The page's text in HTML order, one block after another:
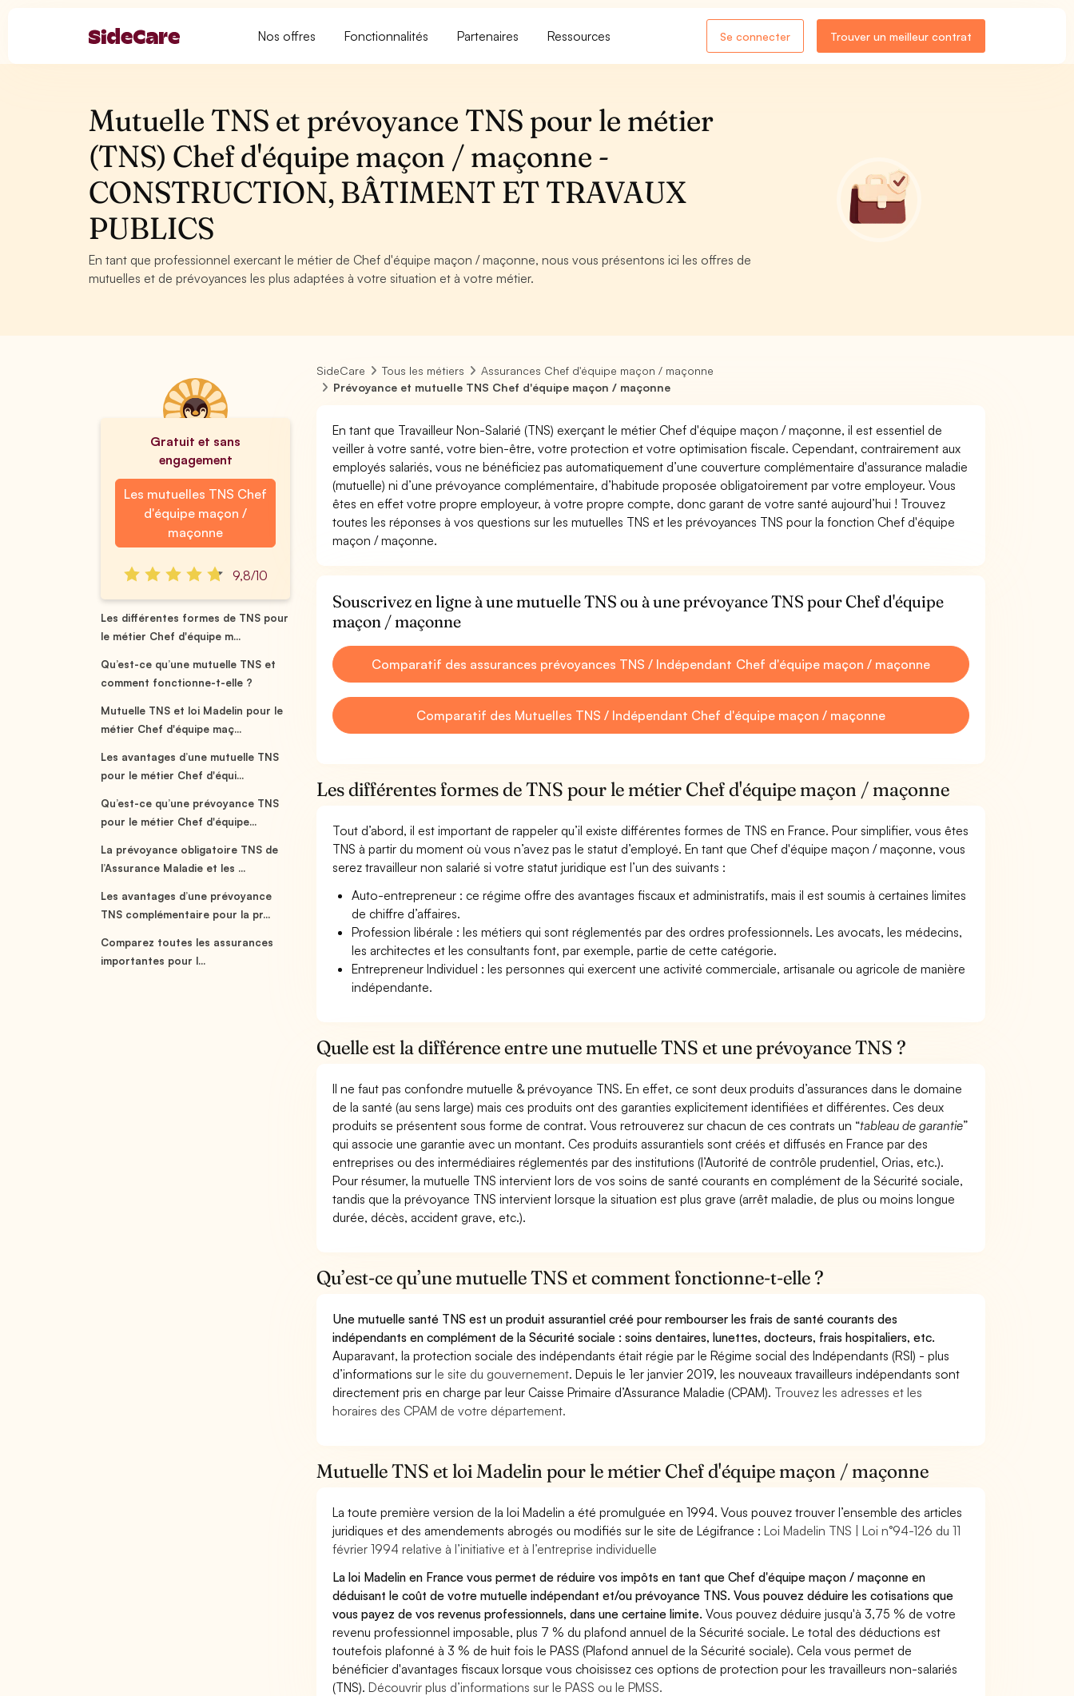
Nos offres Fonctionnalités Partenaires Ressources Se connecter Trouver un meilleur contrat
Mutuelle TNS et prévoyance TNS pour le métier
(TNS) Chef d'équipe maçon / maçonne -
CONSTRUCTION, BÂTIMENT ET TRAVAUX
PUBLICS
En tant que professionnel exercant le métier de Chef d'équipe maçon / maçonne, nous vous présentons ici les offres de
mutuelles et de prévoyances les plus adaptées à votre situation et à votre métier.
Gratuit et sans
engagement
Les mutuelles TNS Chef
d'équipe maçon /
maçonne
9,8/10
Les différentes formes de TNS pour
le métier Chef d'équipe m...
Qu’est-ce qu’une mutuelle TNS et
comment fonctionne-t-elle ?
Mutuelle TNS et loi Madelin pour le
métier Chef d'équipe maç...
Les avantages d’une mutuelle TNS
pour le métier Chef d'équi...
Qu’est-ce qu’une prévoyance TNS
pour le métier Chef d'équipe...
La prévoyance obligatoire TNS de
l’Assurance Maladie et les ...
Les avantages d’une prévoyance
TNS complémentaire pour la pr...
Comparez toutes les assurances
importantes pour l...
SideCare Tous les métiers
Assurances Chef d'équipe maçon / maçonne
Prévoyance et mutuelle TNS Chef d'équipe maçon / maçonne
En tant que Travailleur Non-Salarié (TNS) exerçant le métier Chef d'équipe maçon / maçonne, il est essentiel de
veiller à votre santé, votre bien-être, votre protection et votre optimisation fiscale. Cependant, contrairement aux
employés salariés, vous ne bénéficiez pas automatiquement d’une couverture complémentaire d'assurance maladie
(mutuelle) ni d’une prévoyance complémentaire, d’habitude proposée obligatoirement par votre employeur. Vous
êtes en effet votre propre employeur, à votre propre compte, donc garant de votre santé aujourd’hui ! Trouvez
toutes les réponses à vos questions sur les mutuelles TNS et les prévoyances TNS pour la fonction Chef d'équipe
maçon / maçonne.
Souscrivez en ligne à une mutuelle TNS ou à une prévoyance TNS pour Chef d'équipe
maçon / maçonne
Comparatif des assurances prévoyances TNS / Indépendant Chef d'équipe maçon / maçonne
Comparatif des Mutuelles TNS / Indépendant Chef d'équipe maçon / maçonne
Les différentes formes de TNS pour le métier Chef d'équipe maçon / maçonne
Tout d’abord, il est important de rappeler qu’il existe différentes formes de TNS en France. Pour simplifier, vous êtes
TNS à partir du moment où vous n’avez pas le statut d’employé. En tant que Chef d'équipe maçon / maçonne, vous
serez travailleur non salarié si votre statut juridique est l’un des suivants :
Auto-entrepreneur : ce régime offre des avantages fiscaux et administratifs, mais il est soumis à certaines limites
de chiffre d’affaires.
Profession libérale : les métiers qui sont réglementés par des ordres professionnels. Les avocats, les médecins,
les architectes et les consultants font, par exemple, partie de cette catégorie.
Entrepreneur Individuel : les personnes qui exercent une activité commerciale, artisanale ou agricole de manière
indépendante.
Quelle est la différence entre une mutuelle TNS et une prévoyance TNS ?
Il ne faut pas confondre mutuelle & prévoyance TNS. En effet, ce sont deux produits d’assurances dans le domaine
de la santé (au sens large) mais ces produits ont des garanties explicitement identifiées et différentes. Ces deux
produits se présentent sous forme de contrat. Vous retrouverez sur chacun de ces contrats un “tableau de garantie”
qui associe une garantie avec un montant. Ces produits assurantiels sont créés et diffusés en France par des
entreprises ou des intermédiaires réglementés par des institutions (l’Autorité de contrôle prudentiel, Orias, etc.).
Pour résumer, la mutuelle TNS intervient lors de vos soins de santé courants en complément de la Sécurité sociale,
tandis que la prévoyance TNS intervient lorsque la situation est plus grave (arrêt maladie, de plus ou moins longue
durée, décès, accident grave, etc.).
Qu’est-ce qu’une mutuelle TNS et comment fonctionne-t-elle ?
Une mutuelle santé TNS est un produit assurantiel créé pour rembourser les frais de santé courants des
indépendants en complément de la Sécurité sociale : soins dentaires, lunettes, docteurs, frais hospitaliers, etc.
Auparavant, la protection sociale des indépendants était régie par le Régime social des Indépendants (RSI) - plus
d’informations surle site du gouvernement. Depuis le 1er janvier 2019, les nouveaux travailleurs indépendants sont
directement pris en charge par leur Caisse Primaire d’Assurance Maladie (CPAM). Trouvez les adresses et les
horaires des CPAM de votre département.
Mutuelle TNS et loi Madelin pour le métier Chef d'équipe maçon / maçonne
La toute première version de la loi Madelin a été promulguée en 1994. Vous pouvez trouver l’ensemble des articles
juridiques et des amendements abrogés ou modifiés sur le site de Légifrance :Loi Madelin TNS | Loi n°94-126 du 11
février 1994 relative à l’initiative et à l’entreprise individuelle
La loi Madelin en France vous permet de réduire vos impôts en tant que Chef d'équipe maçon / maçonne en
déduisant le coût de votre mutuelle indépendant et/ou prévoyance TNS. Vous pouvez déduire les cotisations que
vous payez de vos revenus professionnels, dans une certaine limite.Vous pouvez déduire jusqu'à 3,75 % de votre
revenu professionnel imposable, plus 7 % du plafond annuel de la Sécurité sociale. Le total des déductions est
toutefois plafonné à 3 % de huit fois le PASS (Plafond annuel de la Sécurité sociale). Cela vous permet de
bénéficier d'avantages fiscaux lorsque vous choisissez ces options de protection pour les travailleurs non-salariés
(TNS).Découvrir plus d’informations sur le PASS ou le PMSS.